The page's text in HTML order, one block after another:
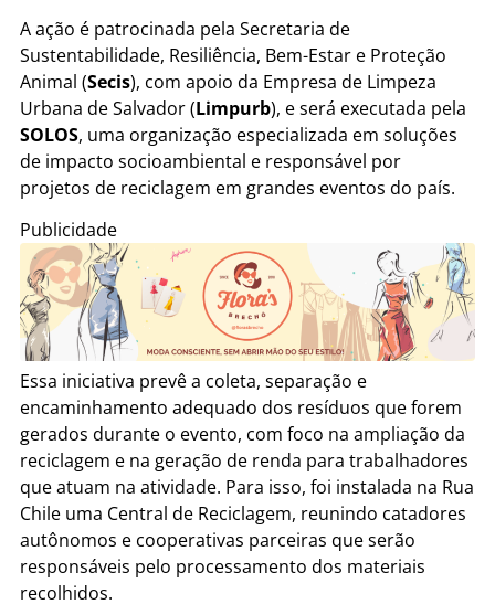
A ação é patrocinada pela Secretaria de
Sustentabilidade, Resiliência, Bem-Estar e Proteção
Animal (Secis), com apoio da Empresa de Limpeza
Urbana de Salvador (Limpurb), e será executada pela
SOLOS, uma organização especializada em soluções
de impacto socioambiental e responsável por
projetos de reciclagem em grandes eventos do país.
Publicidade
Essa iniciativa prevê a coleta, separação e
encaminhamento adequado dos resíduos que forem
gerados durante o evento, com foco na ampliação da
reciclagem e na geração de renda para trabalhadores
que atuam na atividade. Para isso, foi instalada na Rua
Chile uma Central de Reciclagem, reunindo catadores
autônomos e cooperativas parceiras que serão
responsáveis pelo processamento dos materiais
recolhidos.